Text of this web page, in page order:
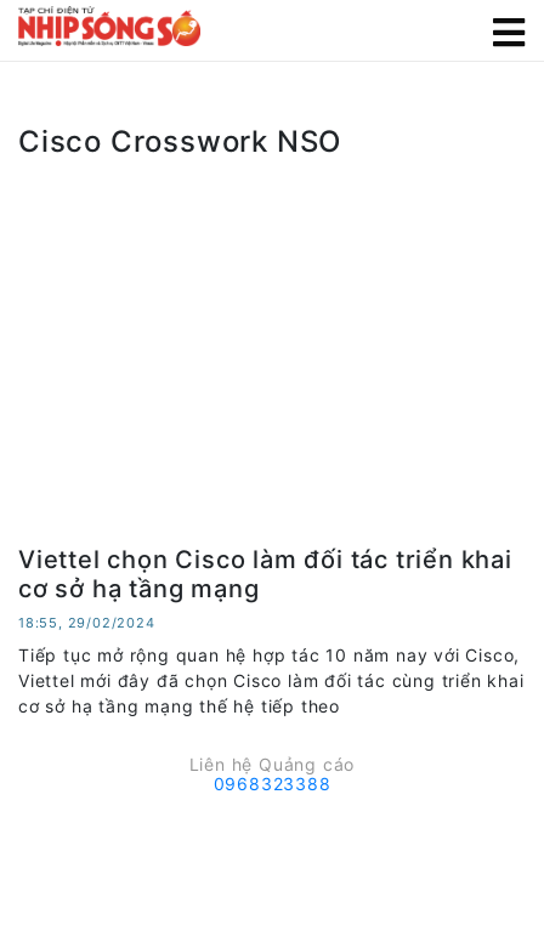
Cisco Crosswork NSO
Viettel chọn Cisco làm đối tác triển khai
cơ sở hạ tầng mạng
18:55, 29/02/2024
Tiếp tục mở rộng quan hệ hợp tác 10 năm nay với Cisco,
Viettel mới đây đã chọn Cisco làm đối tác cùng triển khai
cơ sở hạ tầng mạng thế hệ tiếp theo
Liên hệ Quảng cáo
0968323388